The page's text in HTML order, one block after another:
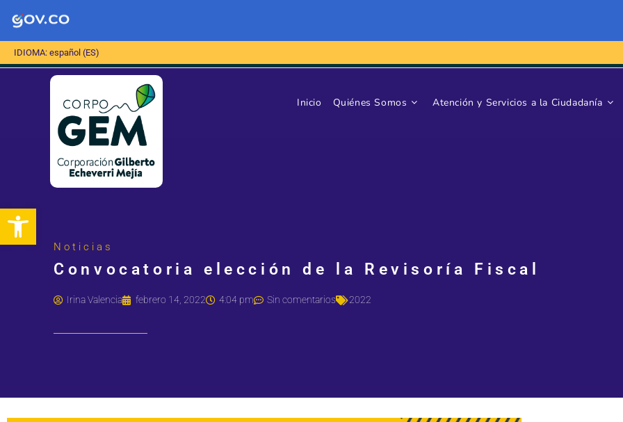
Abrir barra de herramientas
IDIOMA: español (ES)
Inicio Quiénes Somos Atención y Servicios a la Ciudadanía
Noticias
Convocatoria elección de la Revisoría Fiscal
Irina Valencia febrero 14, 2022 4:04 pm Sin comentarios 2022